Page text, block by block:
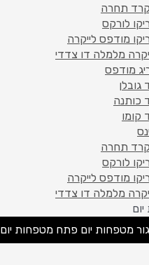
תחרה
לורקס
מודפס לייקרה
מלמלה דו צדדי
מודפס
גובלן
כותנה
קומו
תחרה
לורקס
מודפס לייקרה
מלמלה דו צדדי
מטפחות יום פתח מטפחות יום